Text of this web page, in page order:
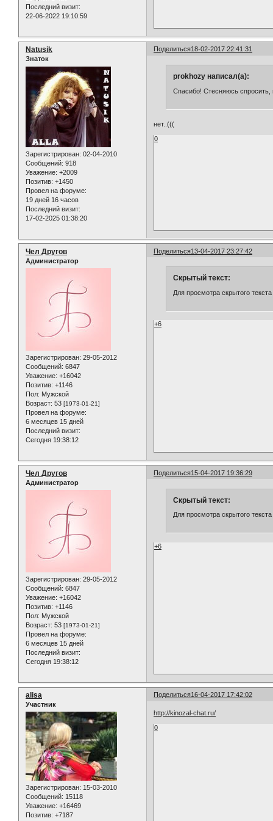
Последний визит:
22-06-2022 19:10:59
Поделиться18-02-2017 22:41:31
Natusik
Знаток
Зарегистрирован: 02-04-2010
Сообщений: 918
Уважение: +2009
Позитив: +1450
Провел на форуме:
19 дней 16 часов
Последний визит:
17-02-2025 01:38:20
prokhozy написал(а):
Спасибо! Стесняюсь спросить,
нет..(((
0
Поделиться13-04-2017 23:27:42
Чел Другов
Администратор
Зарегистрирован: 29-05-2012
Сообщений: 6847
Уважение: +16042
Позитив: +1146
Пол: Мужской
Возраст: 53 [1973-01-21]
Провел на форуме:
6 месяцев 15 дней
Последний визит:
Сегодня 19:38:12
Скрытый текст:
Для просмотра скрытого
+6
Поделиться15-04-2017 19:36:29
Чел Другов
Администратор
Зарегистрирован: 29-05-2012
Сообщений: 6847
Уважение: +16042
Позитив: +1146
Пол: Мужской
Возраст: 53 [1973-01-21]
Провел на форуме:
6 месяцев 15 дней
Последний визит:
Сегодня 19:38:12
Скрытый текст:
Для просмотра скрытого
+6
Поделиться16-04-2017 17:42:02
alisa
Участник
Зарегистрирован: 15-03-2010
Сообщений: 15118
Уважение: +16469
Позитив: +7187
http://kinozal-chat.ru/
0